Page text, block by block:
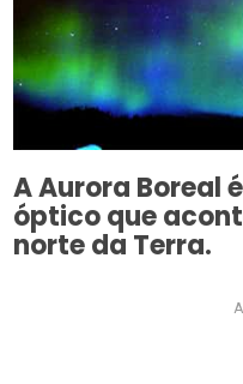
A Aurora Boreal
óptico que
norte da Terra.